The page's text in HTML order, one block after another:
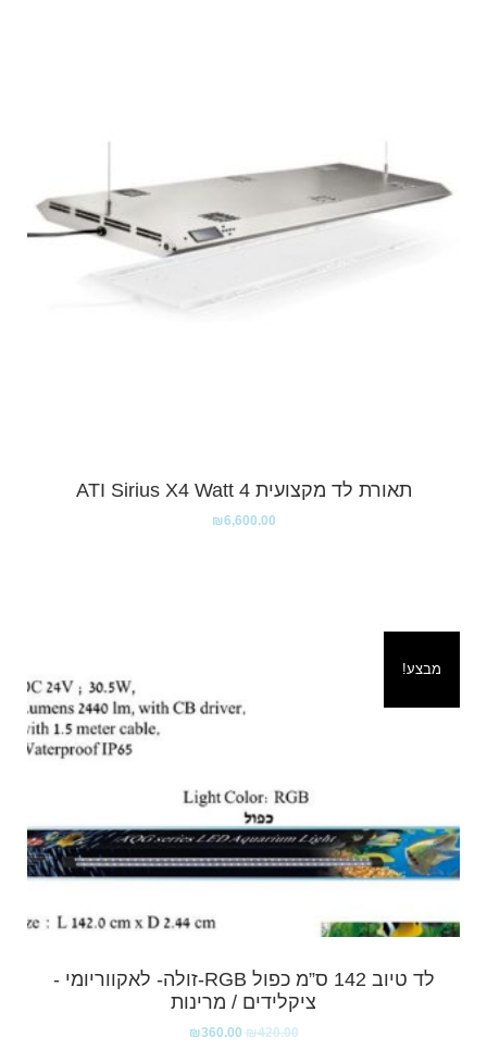
תאורת לד מקצועית ATI Sirius X4 Watt 4
₪6,600.00
מבצע!
לד טיוב 142 ס”מ כפול RGB-זולה- לאקווריומי -
ציקלידים / מרינות
₪420.00
₪360.00